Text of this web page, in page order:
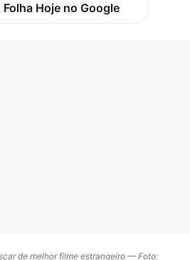
Folha Hoje no Google
de melhor filme estrangeiro — Foto: